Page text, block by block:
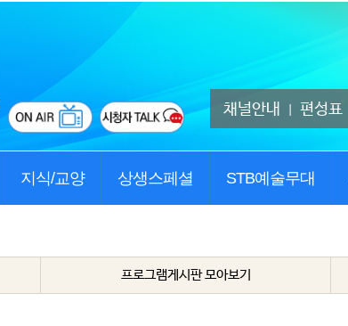
채널안내 편성표
지식/교양 상생스페셜 STB예술무대
프로그램게시판 모아보기